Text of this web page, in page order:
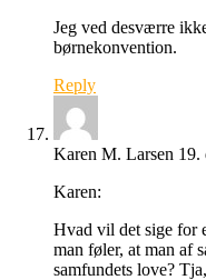
Jeg ved desværre
børnekonvention.
Reply
Karen M. Larsen 19.
Karen:
Hvad vil det sige for
man føler, at man af
samfundets love?